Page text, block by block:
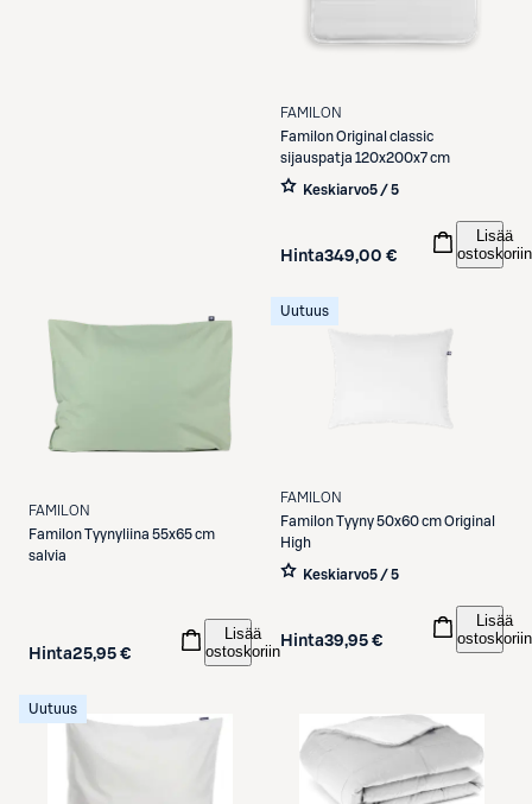
FAMILON
FamilonOriginal classic
sijauspatja 120x200x7 cm
Keskiarvo5 / 5
Hinta349,00 €
Lisää
ostoskoriin
FAMILON
FamilonTyynyliina 55x65 cm
salvia
Hinta25,95 €
Lisää
ostoskoriin
Uutuus
FAMILON
FamilonTyyny 50x60 cm Original
High
Keskiarvo5 / 5
Hinta39,95 €
Lisää
ostoskoriin
Uutuus